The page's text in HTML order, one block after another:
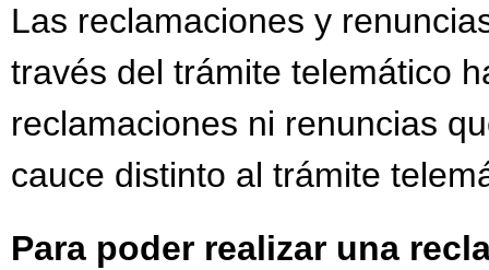
Las reclamaciones y
través del trámite telemático
reclamaciones ni renuncias
cauce distinto al trámite
Para poder realizar una